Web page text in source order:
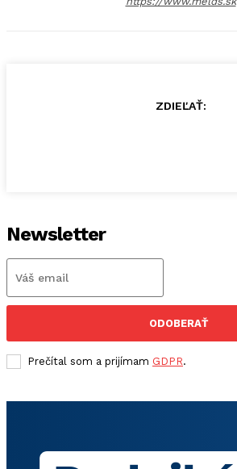
ZDIEĽAŤ:
Newsletter
ODOBERAŤ
Prečítal som a prijímam GDPR.